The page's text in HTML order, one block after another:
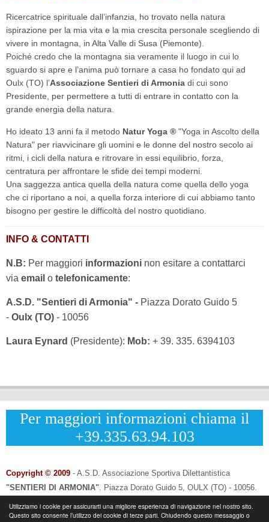
Utilizziamo i cookie per assicurarti una migliore esperienza di navigazione nel nostro sito.
Questo sito consente l’utilizzo dei cookie di terze parti. Chiudendo questo messaggio o
Ricercatrice spirituale dall’infanzia, ho trovato nella natura
ispirazione per la mia vita e la mia crescita personale scegliendo di
vivere in montagna, in Alta Valle di Susa (Piemonte).
Poiché credo che la montagna sia veramente il luogo in cui lo
sguardo si apre e l’anima può tornare a casa ho fondato qui ad
Oulx (TO) l’Associazione Sentieri di Armonia di cui sono
Presidente, per permettere a tutti di entrare in contatto con la
grande energia della natura.
Ho ideato 13 anni fa il metodo Natur Yoga ® "Yoga in Ascolto della
Natura" per riavvicinare gli uomini e le donne del nostro secolo ai
ritmi, i cicli della natura e ritrovare in essi equilibrio, forza,
centratura per affrontare le sfide dei tempi moderni.
Una saggezza antica quella della natura come quella dello yoga
che ci riportano a noi, a quella forza interiore di cui abbiamo tanto
bisogno per gestire le difficoltà del nostro quotidiano.
INFO & CONTATTI
N.B: Per maggiori informazioni non esitare a contattarci
via email o telefonicamente:
A.S.D. "Sentieri di Armonia" - Piazza Dorato Guido 5
- Oulx (TO) - 10056
Laura Eynard (Presidente): Mob: + 39. 335. 6394103
Per maggiori informazioni chiama il
+39.335.63.94.103
Copyright © 2009 - A.S.D. Associazione Sportiva Dilettantistica
"SENTIERI DI ARMONIA". Piazza Dorato Guido 5, OULX (TO) - 10056.
Info & Contatti:Laura Eynard: +39.335.6394103